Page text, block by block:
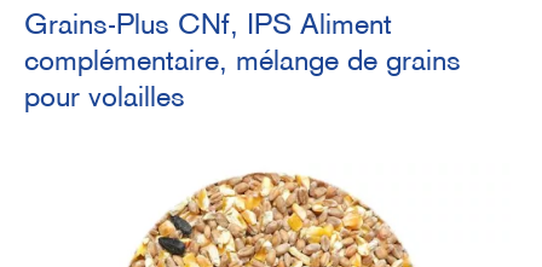
u
Grains-Plus CNf, IPS Aliment
complémentaire, mélange de grains
pour volailles